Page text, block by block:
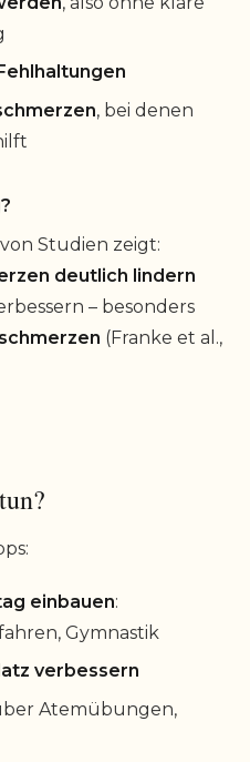
, bei denen
Studien zeigt:
deutlich lindern
– besonders
(Franke et al.,
einbauen:
Gymnastik
verbessern
Atemübungen,